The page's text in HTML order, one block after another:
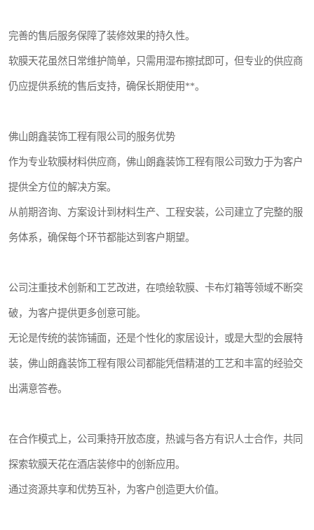
完善的售后服务保障了装修效果的持久性。
软膜天花虽然日常维护简单，只需用湿布擦拭即可，但专业的供应商
仍应提供系统的售后支持，确保长期使用**。
佛山朗鑫装饰工程有限公司的服务优势
作为专业软膜材料供应商，佛山朗鑫装饰工程有限公司致力于为客户
提供全方位的解决方案。
从前期咨询、方案设计到材料生产、工程安装，公司建立了完整的服
务体系，确保每个环节都能达到客户期望。
公司注重技术创新和工艺改进，在喷绘软膜、卡布灯箱等领域不断突
破，为客户提供更多创意可能。
无论是传统的装饰铺面，还是个性化的家居设计，或是大型的会展特
装，佛山朗鑫装饰工程有限公司都能凭借精湛的工艺和丰富的经验交
出满意答卷。
在合作模式上，公司秉持开放态度，热诚与各方有识人士合作，共同
探索软膜天花在酒店装修中的创新应用。
通过资源共享和优势互补，为客户创造更大价值。